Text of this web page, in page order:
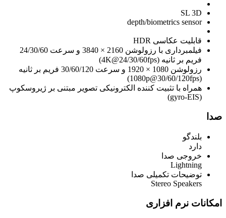
SL 3D
depth/biometrics sensor
قابلیت عکاسی HDR
فیلمبرداری با رزولوشن 2160 × 3840 و سرعت 24/30/60
فریم بر ثانیه (4K@24/30/60fps)
رزولوشن 1080 × 1920 و سرعت 30/60/120 فریم بر ثانیه
(1080p@30/60/120fps)
همراه با تثبیت کننده الکترونیکی تصویر مبتنی بر ژیروسکوپ
(gyro-EIS)
صدا
بلندگو
دارد
خروجی صدا
Lightning
توضیحات تکمیلی صدا
Stereo Speakers
امکانات نرم افزاری